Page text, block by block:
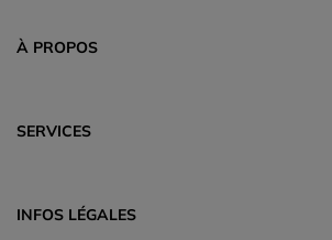
À PROPOS
SERVICES
INFOS LÉGALES